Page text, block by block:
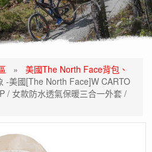
» 美國The North Face背包、
-美國[The North Face]W CARTO
/ 女款防水透氣保暖三合一外套 /